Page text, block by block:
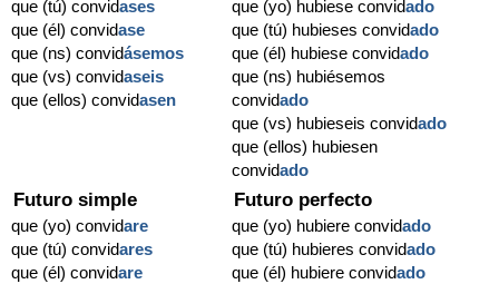
que (tú) convidases
que (él) convidase
que (ns) convidásemos
que (vs) convidaseis
que (ellos) convidasen
que (yo) hubiese convidado
que (tú) hubieses convidado
que (él) hubiese convidado
que (ns) hubiésemos
convidado
que (vs) hubieseis convidado
que (ellos) hubiesen
convidado
Futuro simple
que (yo) convidare
que (tú) convidares
que (él) convidare
Futuro perfecto
que (yo) hubiere convidado
que (tú) hubieres convidado
que (él) hubiere convidado